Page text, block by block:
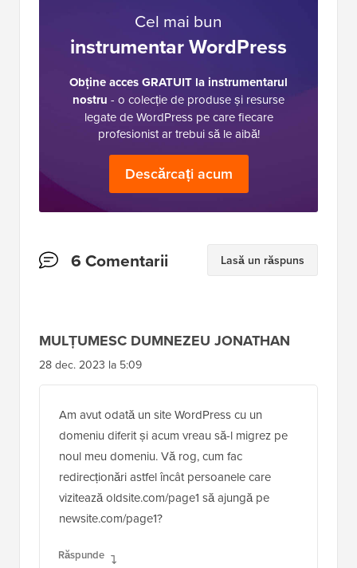
Cel mai bun
instrumentar WordPress
Obține acces GRATUIT la instrumentarul
nostru - o colecție de produse și resurse
legate de WordPress pe care fiecare
profesionist ar trebui să le aibă!
Descărcați acum
Interacțiuni
6 Comentarii Lasă un răspuns
MULȚUMESC DUMNEZEU JONATHAN
28 dec. 2023 la 5:09
Am avut odată un site WordPress cu un
domeniu diferit și acum vreau să-l migrez pe
noul meu domeniu. Vă rog, cum fac
redirecționări astfel încât persoanele care
vizitează oldsite.com/page1 să ajungă pe
newsite.com/page1?
Răspunde